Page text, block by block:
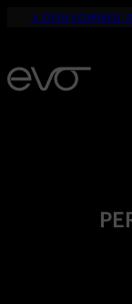
☀️ DEIN SOMMER.